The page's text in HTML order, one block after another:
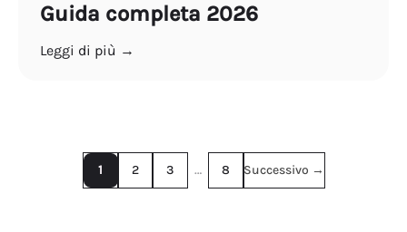
Guida completa 2026
Leggi di più →
1 2 3 … 8 Successivo →